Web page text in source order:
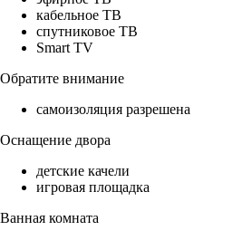
кабельное ТВ
спутниковое ТВ
Smart TV
Обратите внимание
самоизоляция разрешена
Оснащение двора
детские качели
игровая площадка
Ванная комната